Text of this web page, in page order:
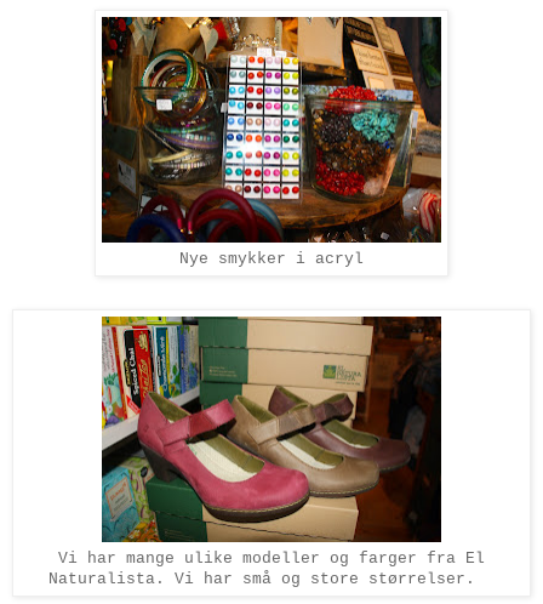
Nye smykker i acryl
Vi har mange ulike modeller og farger fra El
Naturalista. Vi har små og store størrelser.